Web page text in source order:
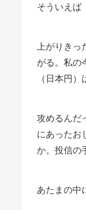
そういえば
上がりき
がる。私の
（日本円）
攻めるんだ
にあったお
か。投信の
あたまの中